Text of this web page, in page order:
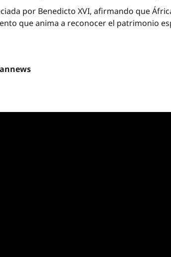
por Benedicto XVI, afirmando que
que anima a reconocer el patrimonio